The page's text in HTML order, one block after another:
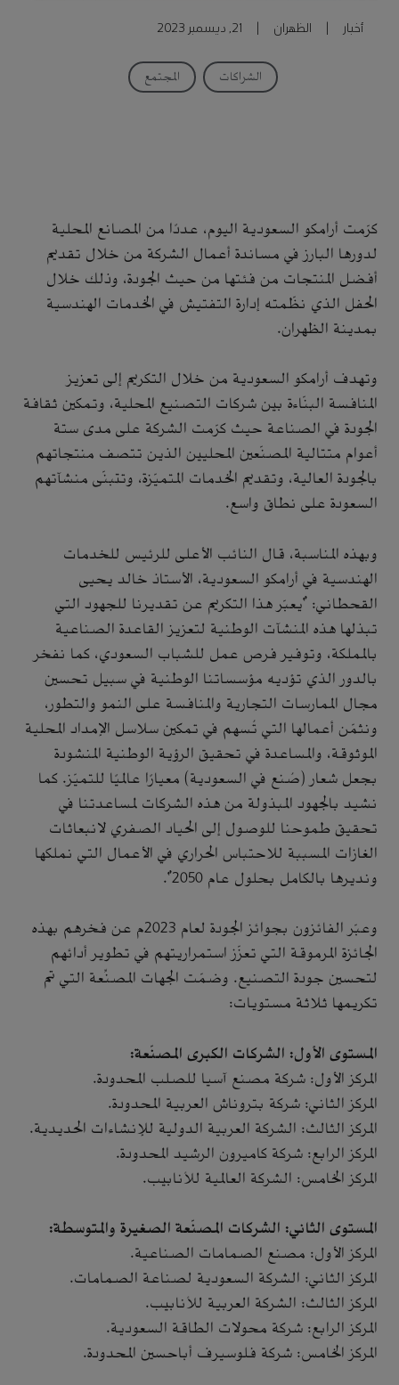
أخبار الظهران 21, ديسمبر 2023
الشراكات المجتمع
كرّمت أرامكو السعودية اليوم، عددًا من المصانع المحلية
لدورها البارز في مساندة أعمال الشركة من خلال تقديم
أفضل المنتجات من فئتها من حيث الجودة، وذلك خلال
الحفل الذي نظّمته إدارة التفتيش في الخدمات الهندسية
بمدينة الظهران.
وتهدف أرامكو السعودية من خلال التكريم إلى تعزيز
المنافسة البنّاءة بين شركات التصنيع المحلية، وتمكين ثقافة
الجودة في الصناعة حيث كرّمت الشركة على مدى ستة
أعوام متتالية المصنّعين المحليين الذين تتصف منتجاتهم
بالجودة العالية، وتقديم الخدمات المتميّزة، وتتبنّى منشآتهم
السعودة على نطاق واسع.
وبهذه المناسبة، قال النائب الأعلى للرئيس للخدمات
الهندسية في أرامكو السعودية، الأستاذ خالد يحيى
القحطاني: "يعبّر هذا التكريم عن تقديرنا للجهود التي
تبذلها هذه المنشآت الوطنية لتعزيز القاعدة الصناعية
بالمملكة، وتوفير فرص عمل للشباب السعودي، كما نفخر
بالدور الذي تؤديه مؤسساتنا الوطنية في سبيل تحسين
مجال الممارسات التجارية والمنافسة على النمو والتطور،
ونثمّن أعمالها التي تُسهم في تمكين سلاسل الإمداد المحلية
الموثوقة، والمساعدة في تحقيق الرؤية الوطنية المنشودة
بجعل شعار (صُنع في السعودية) معيارًا عالميًا للتميّز. كما
نشيد بالجهود المبذولة من هذه الشركات لمساعدتنا في
تحقيق طموحنا للوصول إلى الحياد الصفري لانبعاثات
الغازات المسببة للاحتباس الحراري في الأعمال التي نملكها
ونديرها بالكامل بحلول عام 2050".
وعبّر الفائزون بجوائز الجودة لعام 2023م عن فخرهم بهذه
الجائزة المرموقة التي تعزّز استمراريتهم في تطوير أدائهم
لتحسين جودة التصنيع. وضمّت الجهات المصنِّعة التي تم
تكريمها ثلاثة مستويات:
المستوى الأول: الشركات الكبرى المصنّعة:
المركز الأول: شركة مصنع آسيا للصلب المحدودة.
المركز الثاني: شركة بتروناش العربية المحدودة.
المركز الثالث: الشركة العربية الدولية للإنشاءات الحديدية.
المركز الرابع: شركة كاميرون الرشيد المحدودة.
المركز الخامس: الشركة العالمية للأنابيب.
المستوى الثاني: الشركات المصنّعة الصغيرة والمتوسطة:
المركز الأول: مصنع الصمامات الصناعية.
المركز الثاني: الشركة السعودية لصناعة الصمامات.
المركز الثالث: الشركة العربية للأنابيب.
المركز الرابع: شركة محولات الطاقة السعودية.
المركز الخامس: شركة فلوسيرف أباحسين المحدودة.